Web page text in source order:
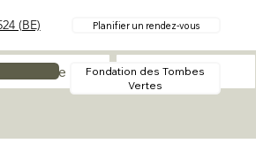
(BE) Planifier un rendez-vous
Contact
Fondation des Tombes
Vertes